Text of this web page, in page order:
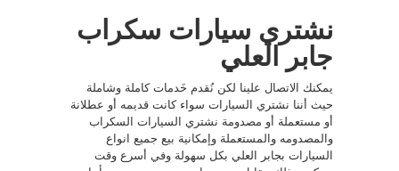
نشتري سيارات سكراب
جابر العلي
يمكنك الاتصال علينا لكن نُقدم خَدمات كاملة وشاملة
حيث أننا نشتري السيارات سواء كانت قديمه أو عطلانة
أو مستعملة أو مصدومة نشتري السيارات السكراب
والمصدومه والمستعملة وإمكانية بيع جميع انواع
السيارات بجابر العلي بكل سهولة وفي أسرع وقت